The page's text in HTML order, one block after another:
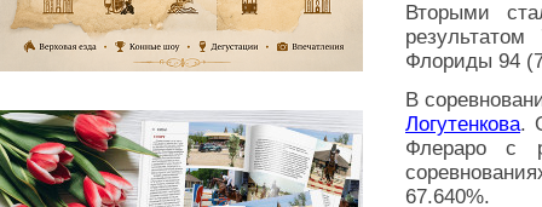
Вторыми
Флориды 94
В
Логутенкова.
Флераро с
67.640%.